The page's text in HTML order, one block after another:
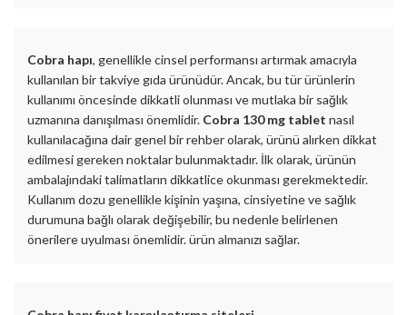
Cobra hapı, genellikle cinsel performansı artırmak amacıyla
kullanılan bir takviye gıda ürünüdür. Ancak, bu tür ürünlerin
kullanımı öncesinde dikkatli olunması ve mutlaka bir sağlık
uzmanına danışılması önemlidir. Cobra 130 mg tablet nasıl
kullanılacağına dair genel bir rehber olarak, ürünü alırken dikkat
edilmesi gereken noktalar bulunmaktadır. İlk olarak, ürünün
ambalajındaki talimatların dikkatlice okunması gerekmektedir.
Kullanım dozu genellikle kişinin yaşına, cinsiyetine ve sağlık
durumuna bağlı olarak değişebilir, bu nedenle belirlenen
önerilere uyulması önemlidir. ürün almanızı sağlar.